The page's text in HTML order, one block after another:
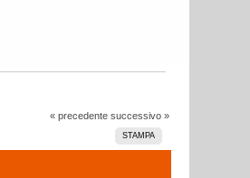
« precedente successivo »
STAMPA